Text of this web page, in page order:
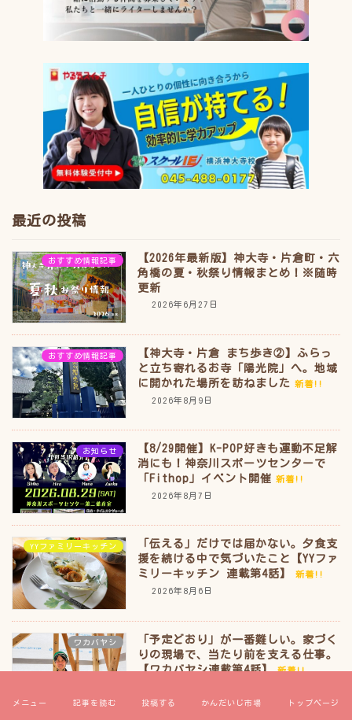
最近の投稿
おすすめ情報記事
【2026年最新版】神大寺・片倉町・六
角橋の夏・秋祭り情報まとめ！※随時
更新
2026年6月27日
おすすめ情報記事
【神大寺・片倉 まち歩き②】ふらっ
と立ち寄れるお寺「陽光院」へ。地域
に開かれた場所を訪ねました 新着!!
2026年8月9日
お知らせ
【8/29開催】K-POP好きも運動不足解
消にも！神奈川スポーツセンターで
「Fithop」イベント開催 新着!!
2026年8月7日
YYファミリーキッチン
「伝える」だけでは届かない。夕食支
援を続ける中で気づいたこと【YYファ
ミリーキッチン 連載第4話】
新着!!
2026年8月6日
ワカバヤシ
「予定どおり」が一番難しい。家づく
りの現場で、当たり前を支える仕事。
【ワカバヤシ連載第4話】 新着!!
メニュー 記事を読む 投稿する かんだいじ市場 トップページ